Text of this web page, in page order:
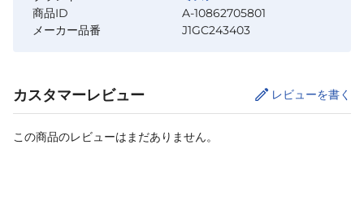
商品ID
A-10862705801
メーカー品番
J1GC243403
カスタマーレビュー レビューを書く
この商品のレビューはまだありません。